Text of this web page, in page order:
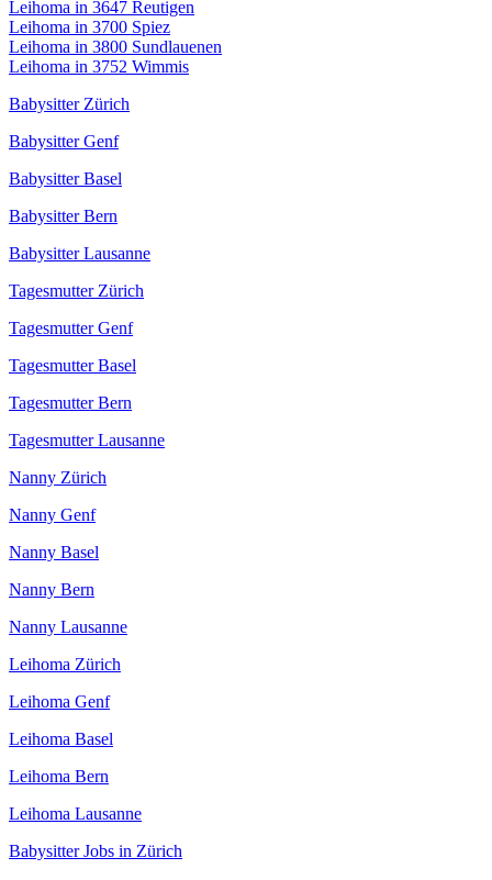
Leihoma in 3647 Reutigen
Leihoma in 3700 Spiez
Leihoma in 3800 Sundlauenen
Leihoma in 3752 Wimmis
Babysitter Zürich
Babysitter Genf
Babysitter Basel
Babysitter Bern
Babysitter Lausanne
Tagesmutter Zürich
Tagesmutter Genf
Tagesmutter Basel
Tagesmutter Bern
Tagesmutter Lausanne
Nanny Zürich
Nanny Genf
Nanny Basel
Nanny Bern
Nanny Lausanne
Leihoma Zürich
Leihoma Genf
Leihoma Basel
Leihoma Bern
Leihoma Lausanne
Babysitter Jobs in Zürich